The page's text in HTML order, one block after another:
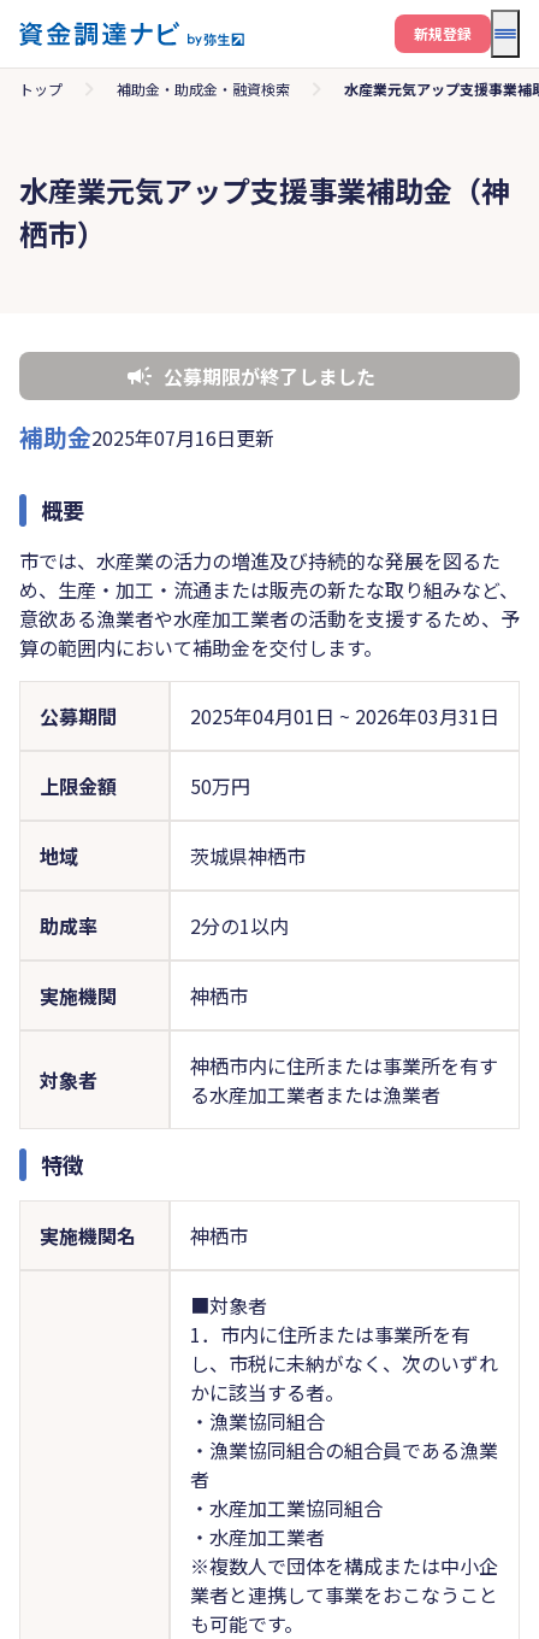
メ
新規登録
トップ 補助金・助成金・融資検索 水産業元気アップ支援事業補
水産業元気アップ支援事業補助金（神
栖市）
公募期限が終了しました
補助金2025年07月16日更新
概要
市では、水産業の活力の増進及び持続的な発展を図るた
め、生産・加工・流通または販売の新たな取り組みなど、
意欲ある漁業者や水産加工業者の活動を支援するため、予
算の範囲内において補助金を交付します。
公募期間 2025年04月01日 ~ 2026年03月31日
上限金額 50万円
地域 茨城県神栖市
助成率 2分の1以内
実施機関 神栖市
対象者
神栖市内に住所または事業所を有す
る水産加工業者または漁業者
特徴
実施機関名 神栖市
■対象者
1．市内に住所または事業所を有
し、市税に未納がなく、次のいずれ
かに該当する者。
・漁業協同組合
・漁業協同組合の組合員である漁業
者
・水産加工業協同組合
・水産加工業者
※複数人で団体を構成または中小企
業者と連携して事業をおこなうこと
も可能です。